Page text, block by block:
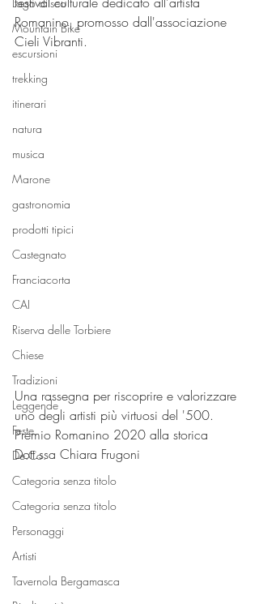
Mountain Bike
escursioni
trekking
itinerari
natura
musica
Marone
gastronomia
prodotti tipici
Castegnato
Franciacorta
CAI
Riserva delle Torbiere
Chiese
Tradizioni
Leggende
Feste
De.Co.
Categoria senza titolo
Categoria senza titolo
Personaggi
Artisti
Tavernola Bergamasca
Romanino, promosso dall'associazione
Cieli Vibranti.
Una rassegna per riscoprire e valorizzare
uno degli artisti più virtuosi del '500.
Premio Romanino 2020 alla storica
Dott.ssa Chiara Frugoni